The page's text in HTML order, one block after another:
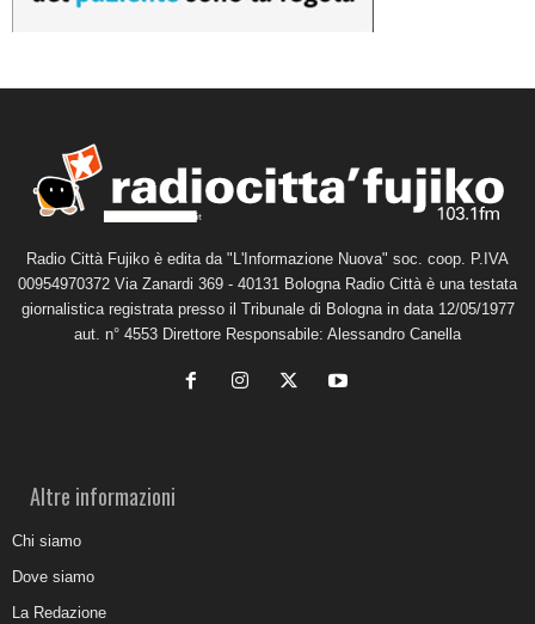
Radio Città Fujiko è edita da "L'Informazione Nuova" soc. coop. P.IVA
00954970372 Via Zanardi 369 - 40131 Bologna Radio Città è una testata
giornalistica registrata presso il Tribunale di Bologna in data 12/05/1977
aut. n° 4553 Direttore Responsabile: Alessandro Canella
Altre informazioni
Chi siamo
Dove siamo
La Redazione